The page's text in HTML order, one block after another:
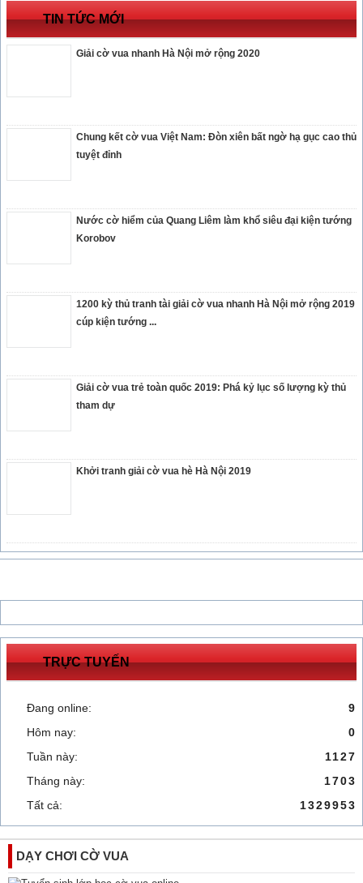
TIN TỨC MỚI
Giải cờ vua nhanh Hà Nội mở rộng 2020
Chung kết cờ vua Việt Nam: Đòn xiên bất ngờ hạ gục cao thủ
tuyệt đỉnh
Nước cờ hiểm của Quang Liêm làm khổ siêu đại kiện tướng
Korobov
1200 kỳ thủ tranh tài giải cờ vua nhanh Hà Nội mở rộng 2019
cúp kiện tướng ...
Giải cờ vua trẻ toàn quốc 2019: Phá kỷ lục số lượng kỳ thủ
tham dự
Khởi tranh giải cờ vua hè Hà Nội 2019
TRỰC TUYẾN
Đang online:
9
Hôm nay:
0
Tuần này:
1127
Tháng này:
1703
Tất cả:
1329953
DẠY CHƠI CỜ VUA